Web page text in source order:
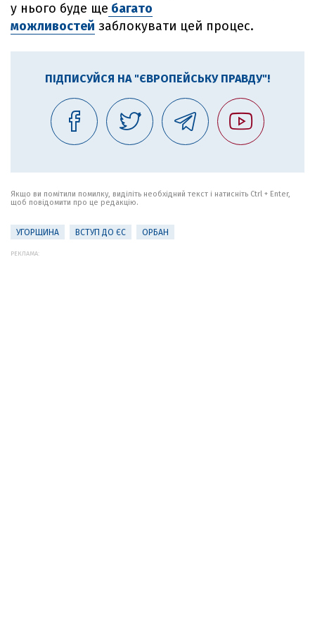
у нього буде ще багато
можливостей заблокувати цей процес.
ПІДПИСУЙСЯ НА "ЄВРОПЕЙСЬКУ ПРАВДУ"!
Якщо ви помітили помилку, виділіть необхідний текст і натисніть Ctrl + Enter,
щоб повідомити про це редакцію.
УГОРЩИНА ВСТУП ДО ЄС ОРБАН
РЕКЛАМА: